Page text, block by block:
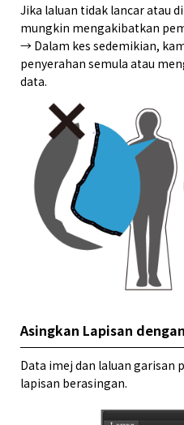
Jika laluan tidak lancar atau
mungkin mengakibatkan
→ Dalam kes sedemikian,
penyerahan semula atau
data.
Asingkan Lapisan
Data imej dan laluan garisan
lapisan berasingan.